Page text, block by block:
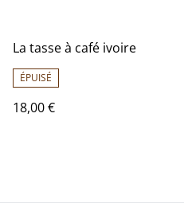
La tasse à café ivoire
ÉPUISÉ
18,00 €